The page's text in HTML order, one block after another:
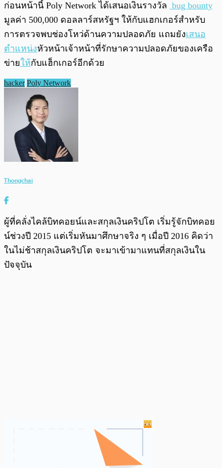
ก่อนหน้านี้ Poly Network ได้เสนอเงินรางวัล bug bounty
มูลค่า 500,000 ดอลลาร์สหรัฐฯ ให้กับแฮกเกอร์สำหรับ
การตรวจพบช่องโหว่ด้านความปลอดภัย แถมยังเสนอ
ตำแหน่งหัวหน้าเจ้าหน้าที่รักษาความปลอดภัยของเครือ
ข่ายให้กับแฮ็กเกอร์อีกด้วย
hacker Poly Network
Thongchai
ผู้ที่คลั่งไคล้บิทคอยน์และสกุลเงินคริปโต เริ่มรู้จักบิทคอย
น์ช่วงปี 2015 แต่เริ่มหันมาศึกษาจริง ๆ เมื่อปี 2016 คิดว่า
ในไม่ช้าสกุลเงินคริปโต จะมาเข้ามาแทนที่สกุลเงินใน
ปัจจุบัน